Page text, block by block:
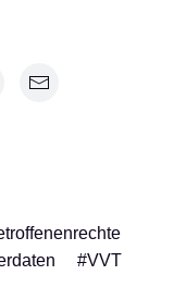
#VVT